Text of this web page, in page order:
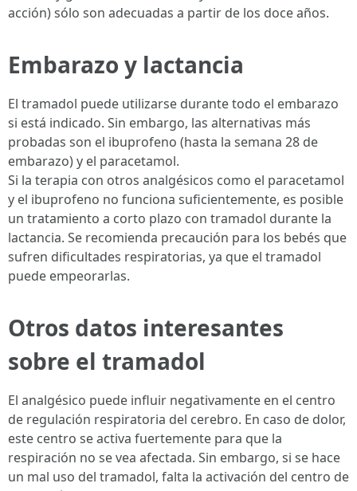
acción) sólo son adecuadas a partir de los doce años.
Embarazo y lactancia
El tramadol puede utilizarse durante todo el embarazo
si está indicado. Sin embargo, las alternativas más
probadas son el ibuprofeno (hasta la semana 28 de
embarazo) y el paracetamol.
Si la terapia con otros analgésicos como el paracetamol
y el ibuprofeno no funciona suficientemente, es posible
un tratamiento a corto plazo con tramadol durante la
lactancia. Se recomienda precaución para los bebés que
sufren dificultades respiratorias, ya que el tramadol
puede empeorarlas.
Otros datos interesantes
sobre el tramadol
El analgésico puede influir negativamente en el centro
de regulación respiratoria del cerebro. En caso de dolor,
este centro se activa fuertemente para que la
respiración no se vea afectada. Sin embargo, si se hace
un mal uso del tramadol, falta la activación del centro de